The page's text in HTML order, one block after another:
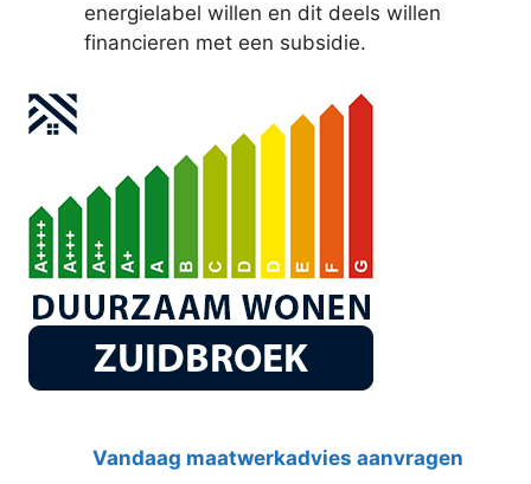
energielabel willen en dit deels willen
financieren met een subsidie.
Vandaag maatwerkadvies aanvragen